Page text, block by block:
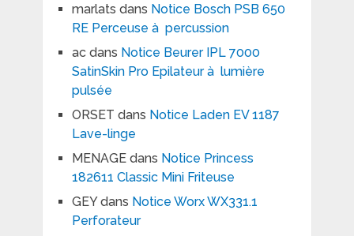
marlats dans Notice Bosch PSB 650
RE Perceuse à percussion
acdans Notice Beurer IPL 7000
SatinSkin Pro Epilateur à lumière
pulsée
ORSET dans Notice Laden EV 1187
Lave-linge
MENAGEdans Notice Princess
182611 Classic Mini Friteuse
GEYdans Notice Worx WX331.1
Perforateur